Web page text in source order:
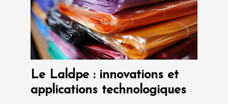
Le Laldpe : innovations et
applications technologiques